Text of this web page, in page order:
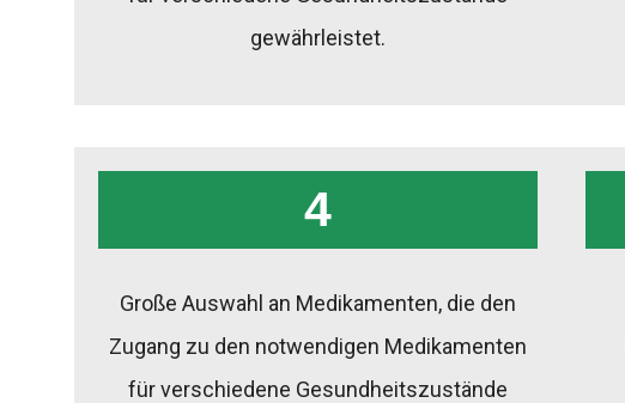
gewährleistet.
4
Große Auswahl an Medikamenten, die den
Zugang zu den notwendigen Medikamenten
für verschiedene Gesundheitszustände